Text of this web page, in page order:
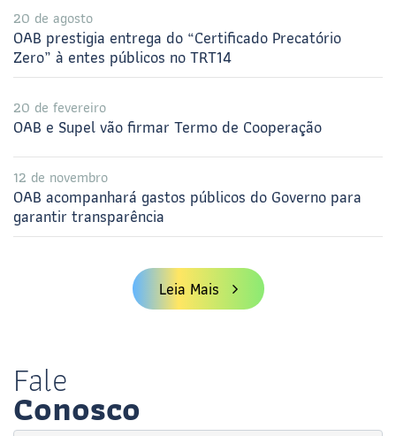
20 de agosto
OAB prestigia entrega do “Certificado Precatório
Zero” à entes públicos no TRT14
20 de fevereiro
OAB e Supel vão firmar Termo de Cooperação
12 de novembro
OAB acompanhará gastos públicos do Governo para
garantir transparência
Leia Mais
Fale
Conosco